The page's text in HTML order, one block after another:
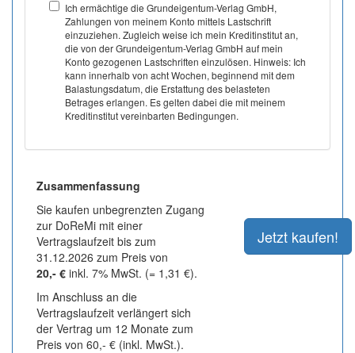
Ich ermächtige die Grundeigentum-Verlag GmbH,
Zahlungen von meinem Konto mittels Lastschrift
einzuziehen. Zugleich weise ich mein Kreditinstitut an,
die von der Grundeigentum-Verlag GmbH auf mein
Konto gezogenen Lastschriften einzulösen. Hinweis: Ich
kann innerhalb von acht Wochen, beginnend mit dem
Balastungsdatum, die Erstattung des belasteten
Betrages erlangen. Es gelten dabei die mit meinem
Kreditinstitut vereinbarten Bedingungen.
Zusammenfassung
Sie kaufen unbegrenzten Zugang
zur DoReMi mit einer
Vertragslaufzeit bis zum
31.12.2026 zum Preis von
20,- € inkl. 7% MwSt. (= 1,31 €).
Im Anschluss an die
Vertragslaufzeit verlängert sich
der Vertrag um 12 Monate zum
Preis von 60,- € (inkl. MwSt.).